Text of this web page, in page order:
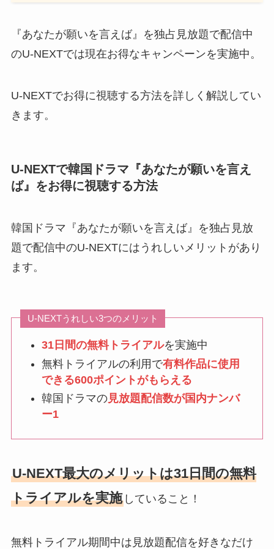
『あなたが願いを言えば』を独占見放題で配信中
のU-NEXTでは現在お得なキャンペーンを実施中。
U-NEXTでお得に視聴する方法を詳しく解説してい
きます。
U-NEXTで韓国ドラマ『あなたが願いを言え
ば』をお得に視聴する方法
韓国ドラマ『あなたが願いを言えば』を独占見放
題で配信中のU-NEXTにはうれしいメリットがあり
ます。
U-NEXTうれしい3つのメリット
31日間の無料トライアルを実施中
無料トライアルの利用で有料作品に使用
できる600ポイントがもらえる
韓国ドラマの見放題配信数が国内ナンバ
ー1
U-NEXT最大のメリットは31日間の無料
トライアルを実施していること！
無料トライアル期間中は見放題配信を好きなだけ